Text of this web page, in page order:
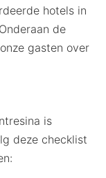
hotels in
de
gasten over
is
deze checklist